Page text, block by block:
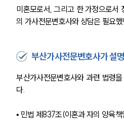
미혼모로서, 그리고 한 가정으로서
의 가사전문변호사와 상담은 필요
부산가사전문변호사가 설
부산가사전문변호사와 과련 법령
다.
• 민법 제837조(이혼과 자의 양육책